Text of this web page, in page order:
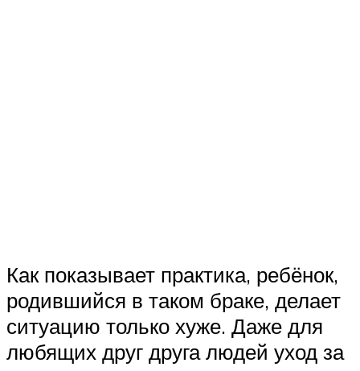
Как показывает практика, ребёнок,
родившийся в таком браке, делает
ситуацию только хуже. Даже для
любящих друг друга людей уход за